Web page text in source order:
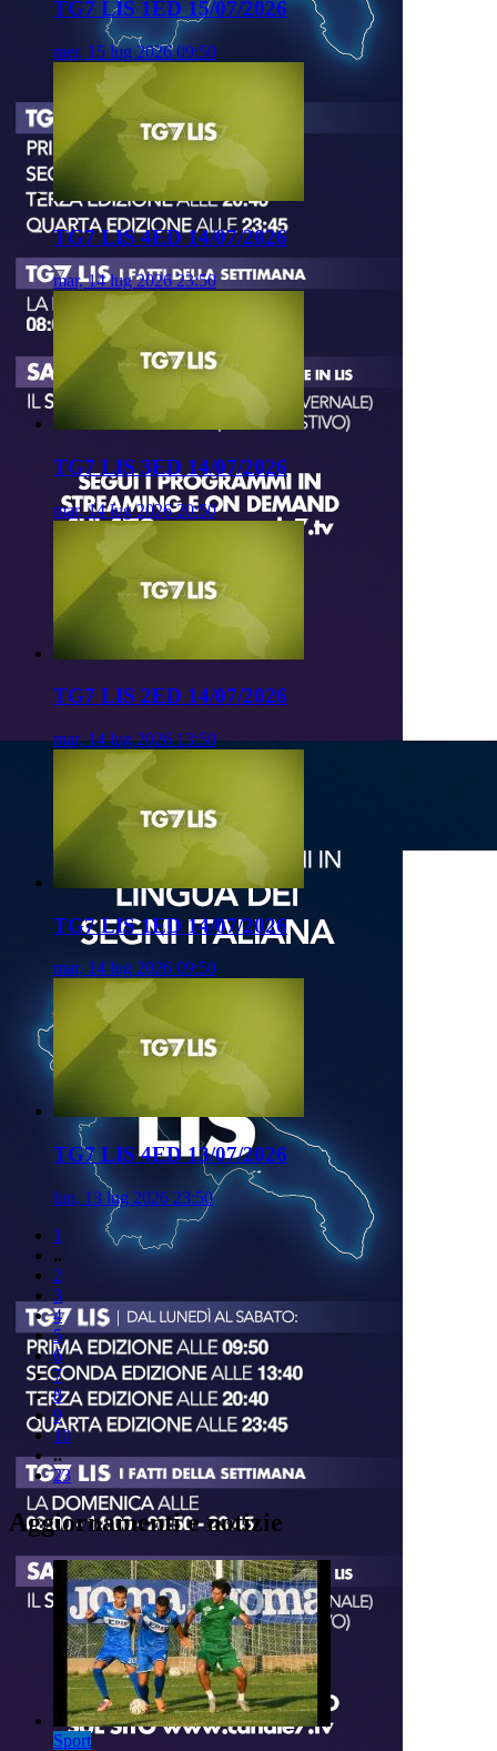
TG7 LIS 1ED 15/07/2026
mer, 15 lug 2026 09:50
TG7 LIS 4ED 14/07/2026
mar, 14 lug 2026 23:50
TG7 LIS 3ED 14/07/2026
mar, 14 lug 2026 20:50
TG7 LIS 2ED 14/07/2026
mar, 14 lug 2026 13:50
TG7 LIS 1ED 14/07/2026
mar, 14 lug 2026 09:50
TG7 LIS 4ED 13/07/2026
lun, 13 lug 2026 23:50
1
..
2
3
4
5
6
7
8
9
10
..
23
Aggiornamenti e notizie
Sport